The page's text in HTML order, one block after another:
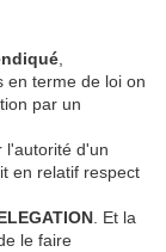
en terme de loi on
par un
l'autorité d'un
en relatif respect
. Et la
le faire